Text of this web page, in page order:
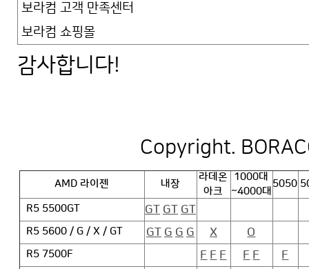
보라컴 고객 만족센터
보라컴 쇼핑몰
감사합니다!
Copyright.
AMD 라이젠 내장
라데온
아크
1000대
~4000대
5050
R5 5500GT GT GT GT
R5 5600 / G / X / GT GT G G G X O
R5 7500F F F F F F F